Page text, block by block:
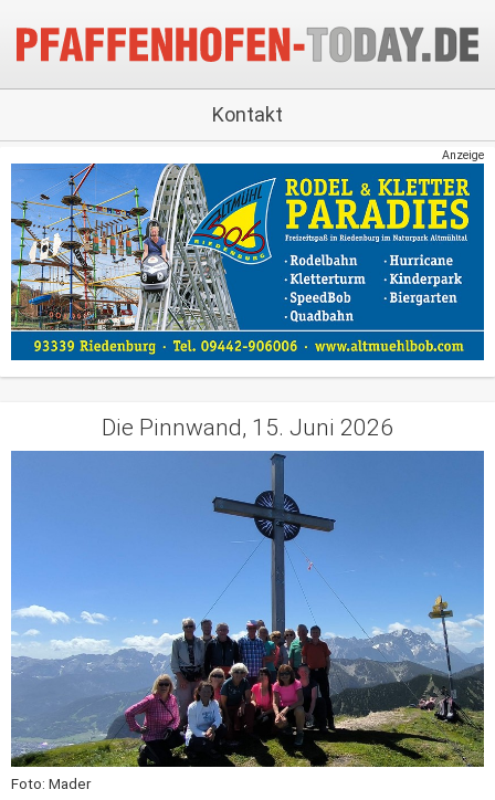
Kontakt
Anzeige
Die Pinnwand, 15. Juni 2026
Foto: Mader